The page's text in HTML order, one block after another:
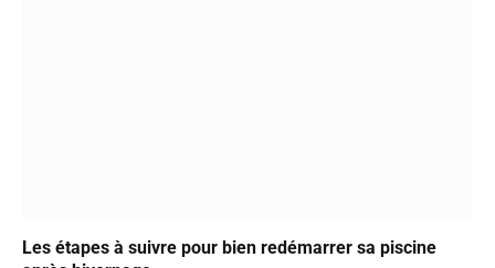
Les étapes à suivre pour bien redémarrer sa piscine